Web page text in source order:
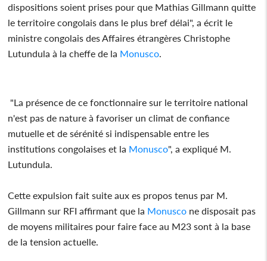
dispositions soient prises pour que Mathias Gillmann quitte
le territoire congolais dans le plus bref délai", a écrit le
ministre congolais des Affaires étrangères Christophe
Lutundula à la cheffe de la Monusco
"La présence de ce fonctionnaire sur le territoire national
n'est pas de nature à favoriser un climat de confiance
mutuelle et de sérénité si indispensable entre les
institutions congolaises et la Monusco", a expliqué M.
Lutundula.
Cette expulsion fait suite aux es propos tenus par M.
Gillmann sur RFI affirmant que la Monusco ne disposait pas
de moyens militaires pour faire face au M23 sont à la base
de la tension actuelle.